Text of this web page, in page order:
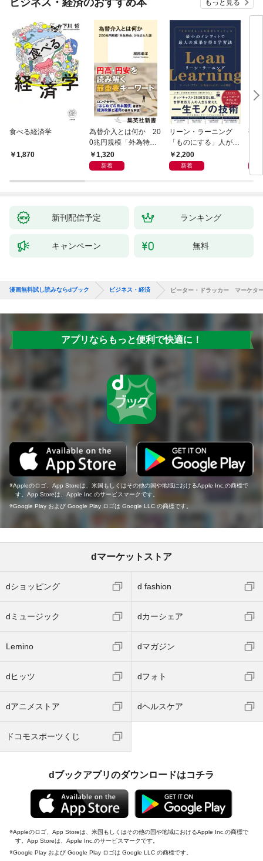
もっと見る
食べる経済学
1,870
為替介入とは何か 20
0兆円規模「外為特
会」が生まれた謎
1,320
新着
リーン・ラーニング
「ものにする」人が自
然とやっている 最小の
インプットで最大の成
2,200
新着
研
新刊配信予定 ランキング
キャンペーン 無料
漫画無料試し読みならdブック ビジネス・経済 ピーター・ドラッカー マーケタ
アプリならもっと便利で快適に！
Appleのロゴ、App Storeは、米国もしくはその他の国や地域におけるApple Inc.の商標で
す。App Storeは、Apple Inc.のサービスマークです。
Google Play および Google Play ロゴは Google LLC の商標です。
dマーケットストア
dショッピング d fashion
dミュージック dカーシェア
Lemino dマガジン
dヒッツ dフォト
dアニメストア dヘルスケア
ドコモスポーツくじ
dブックアプリのダウンロードはコチラ
Appleのロゴ、App Storeは、米国もしくはその他の国や地域におけるApple Inc.の商標で
す。App Storeは、Apple Inc.のサービスマークです。
Google Play および Google Play ロゴは Google LLC の商標です。